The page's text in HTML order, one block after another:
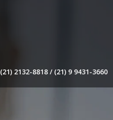
(21) 2132-8818 / (21) 9 9431-3660